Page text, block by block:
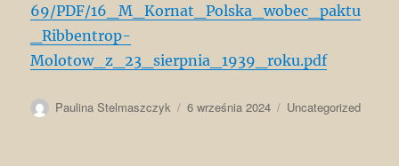
69/PDF/16_M_Kornat_Polska_wobec_paktu
_Ribbentrop-
Molotow_z_23_sierpnia_1939_roku.pdf
Autor
Paulina Stelmaszczyk
Data
6 września 2024 Kategorie
Uncategorized